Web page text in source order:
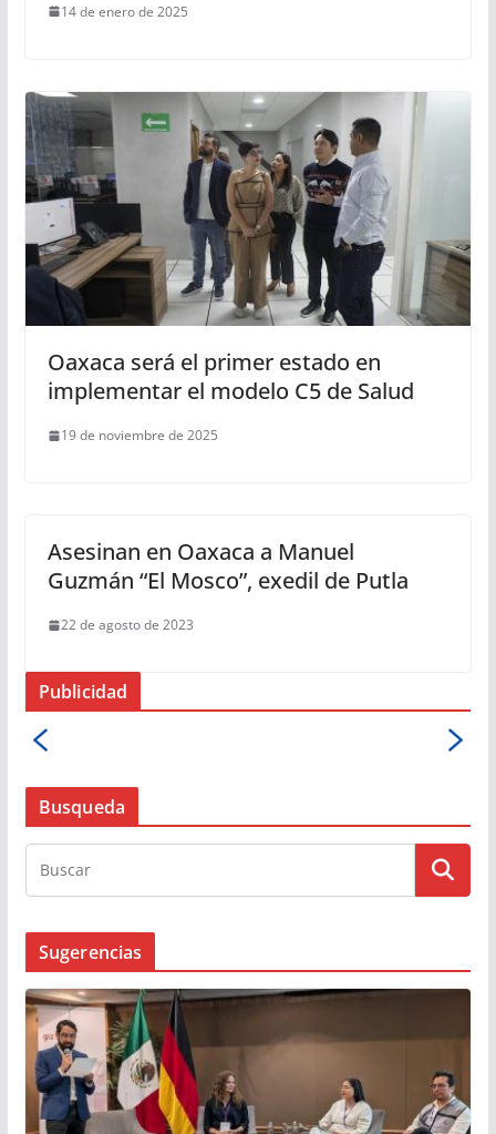
14 de enero de 2025
Oaxaca será el primer estado en
implementar el modelo C5 de Salud
19 de noviembre de 2025
Asesinan en Oaxaca a Manuel
Guzmán “El Mosco”, exedil de Putla
22 de agosto de 2023
Publicidad
Busqueda
Sugerencias